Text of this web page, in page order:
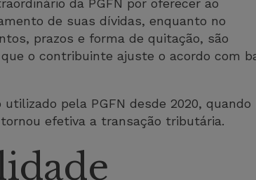
da PGFN por oferecer ao
de suas dívidas, enquanto no
prazos e forma de quitação, são
o contribuinte ajuste o acordo com
pela PGFN desde 2020, quando
efetiva a transação tributária.